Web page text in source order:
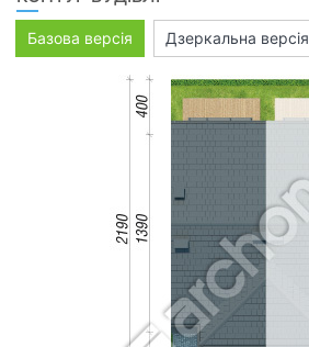
Базова версія Дзеркальна версія